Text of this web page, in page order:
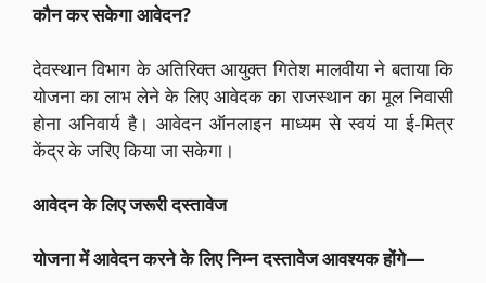
कौन कर सकेगा आवेदन?
देवस्थान विभाग के अतिरिक्त आयुक्त गितेश मालवीया ने बताया कि
योजना का लाभ लेने के लिए आवेदक का राजस्थान का मूल निवासी
होना अनिवार्य है। आवेदन ऑनलाइन माध्यम से स्वयं या ई-मित्र
केंद्र के जरिए किया जा सकेगा।
आवेदन के लिए जरूरी दस्तावेज
योजना में आवेदन करने के लिए निम्न दस्तावेज आवश्यक होंगे—